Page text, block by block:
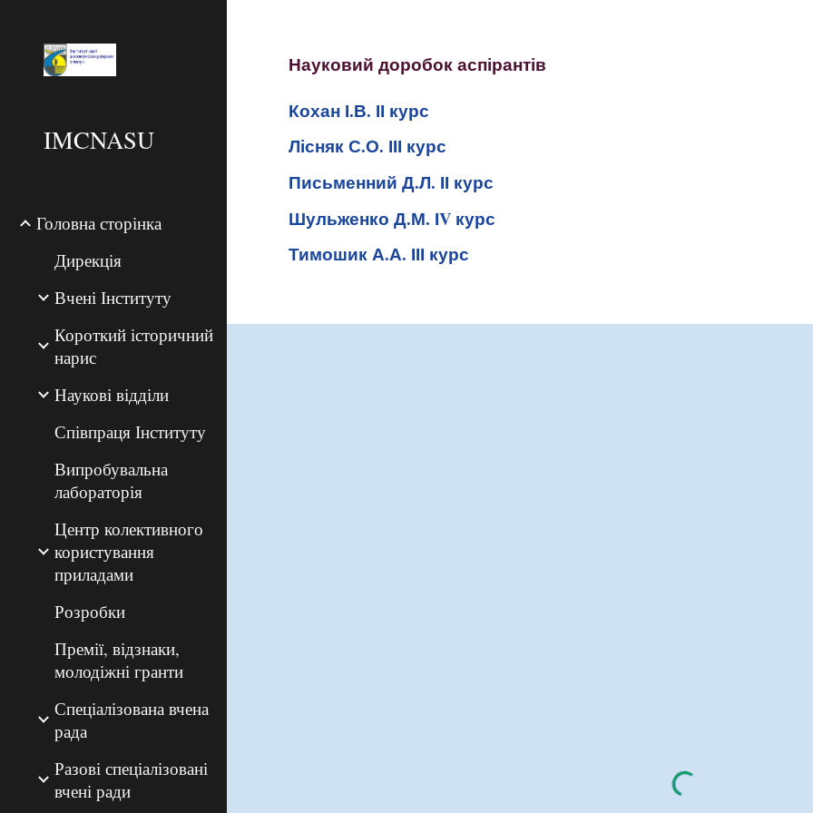
IMCNASU
Головна сторінка
Дирекція
Вчені Інституту
Короткий історичний
нарис
Наукові відділи
Співпраця Інституту
Випробувальна
лабораторія
Центр колективного
користування
приладами
Розробки
Премії, відзнаки,
молодіжні гранти
Спеціалізована вчена
рада
Разові спеціалізовані
вчені ради
Науковий доробок аспірантів
Кохан І.В. ІІ курс
Лісняк С.О. ІІІ курс
Письменний Д.Л. ІІ курс
Шульженко Д.М. ІV курс
Тимошик А.А. ІІІ курс